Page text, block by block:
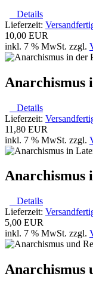
Details
Lieferzeit:
10,00 EUR
inkl. 7 % MwSt. zzgl.
Anarchismus
Details
Lieferzeit:
11,80 EUR
inkl. 7 % MwSt. zzgl.
Anarchismus
Details
Lieferzeit:
5,00 EUR
inkl. 7 % MwSt. zzgl.
Anarchismus